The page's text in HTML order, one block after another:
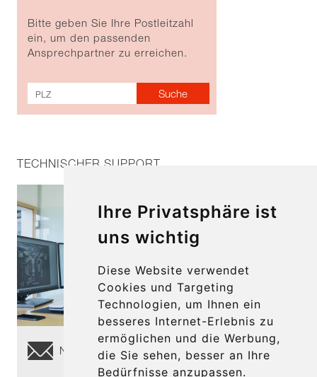
Ihre Privatsphäre ist
uns wichtig
Diese Website verwendet
Cookies und Targeting
Technologien, um Ihnen ein
besseres Internet-Erlebnis zu
ermöglichen und die Werbung,
die Sie sehen, besser an Ihre
Bedürfnisse anzupassen.
Bitte geben Sie Ihre Postleitzahl
ein, um den passenden
Ansprechpartner zu erreichen.
TECHNISCHER SUPPORT
Nachricht senden